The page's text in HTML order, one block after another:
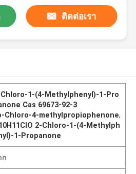
ติดต่อเรา
1-(4-Methylphenyl)-1-Pro
Cas 69673-92-3
Chloro-4-methylpropiophenone,
2-Chloro-1-(4-Methylph
1-Propanone
ก